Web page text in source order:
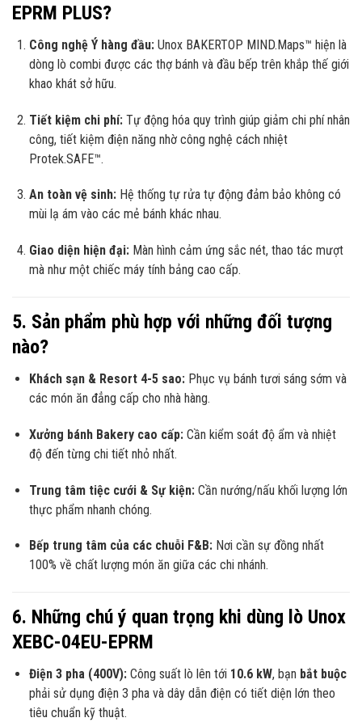
EPRM PLUS?
Công nghệ Ý hàng đầu:Unox BAKERTOP MIND.Maps™ hiện là
dòng lò combi được các thợ bánh và đầu bếp trên khắp thế giới
khao khát sở hữu.
Tiết kiệm chi phí:Tự động hóa quy trình giúp giảm chi phí nhân
công, tiết kiệm điện năng nhờ công nghệ cách nhiệt
Protek.SAFE™.
An toàn vệ sinh:Hệ thống tự rửa tự động đảm bảo không có
mùi lạ ám vào các mẻ bánh khác nhau.
Giao diện hiện đại:Màn hình cảm ứng sắc nét, thao tác mượt
mà như một chiếc máy tính bảng cao cấp.
5. Sản phẩm phù hợp với những đối tượng
nào?
Khách sạn & Resort 4-5 sao:Phục vụ bánh tươi sáng sớm và
các món ăn đẳng cấp cho nhà hàng.
Xưởng bánh Bakery cao cấp:Cần kiểm soát độ ẩm và nhiệt
độ đến từng chi tiết nhỏ nhất.
Trung tâm tiệc cưới & Sự kiện:Cần nướng/nấu khối lượng lớn
thực phẩm nhanh chóng.
Bếp trung tâm của các chuỗi F&B:Nơi cần sự đồng nhất
100% về chất lượng món ăn giữa các chi nhánh.
6. Những chú ý quan trọng khi dùng lò Unox
XEBC-04EU-EPRM
Điện 3 pha (400V):Công suất lò lên tới 10.6 kW, bạn bắt buộc
phải sử dụng điện 3 pha và dây dẫn điện có tiết diện lớn theo
tiêu chuẩn kỹ thuật.